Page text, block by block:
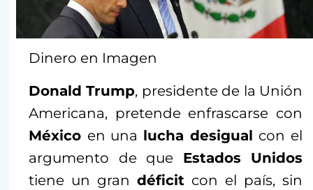
Dinero en Imagen
Donald Trump, presidente de la Unión
Americana, pretende enfrascarse con
México en una lucha desigual con el
argumento de que Estados Unidos
tiene un gran déficit con el país, sin